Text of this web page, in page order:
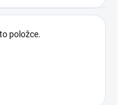
položce.